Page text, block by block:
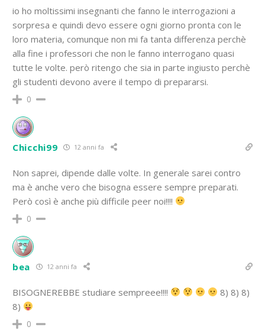
io ho moltissimi insegnanti che fanno le interrogazioni a
sorpresa e quindi devo essere ogni giorno pronta con le
loro materia, comunque non mi fa tanta differenza perchè
alla fine i professori che non le fanno interrogano quasi
tutte le volte. però ritengo che sia in parte ingiusto perchè
gli studenti devono avere il tempo di prepararsi.
0
Chicchi99 12 anni fa
Non saprei, dipende dalle volte. In generale sarei contro
ma è anche vero che bisogna essere sempre preparati.
Però così è anche più difficile peer noi!!!!
0
bea 12 anni fa
BISOGNEREBBE studiare sempreee!!!!
8) 8) 8)
8)
0